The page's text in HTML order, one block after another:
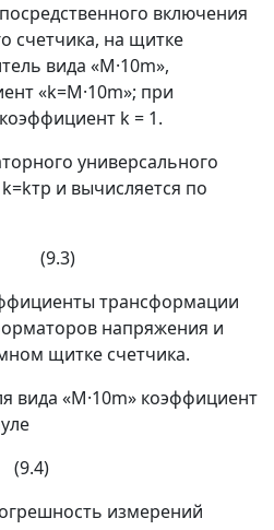
включения
счетчика, на щитке
вида «М·10m»,
«k=М·10m»; при
k= 1.
универсального
k=kтр и вычисляется по
трансформации
напряжения и
щитке счетчика.
вида «М·10m» коэффициент
измерений